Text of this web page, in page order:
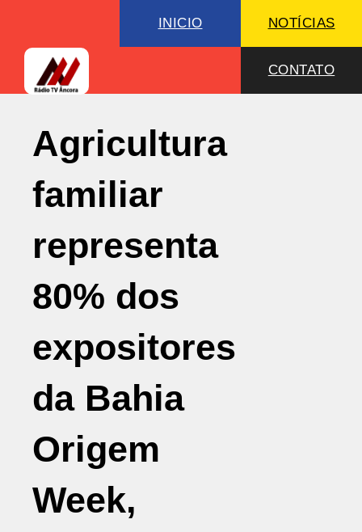
INICIO NOTÍCIAS
CONTATO
Agricultura
familiar
representa
80% dos
expositores
da Bahia
Origem
Week,